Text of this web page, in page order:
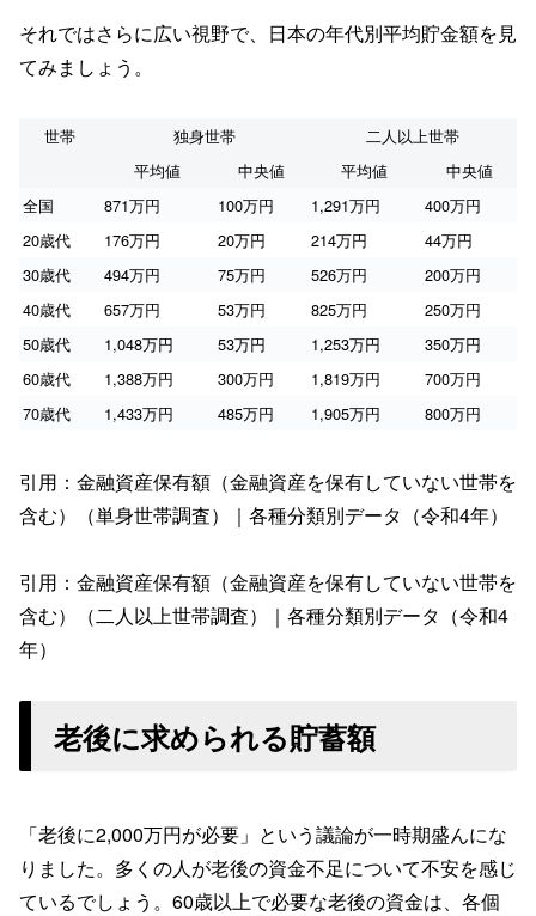
それではさらに広い視野で、日本の年代別平均貯金額を見
てみましょう。
世帯 独身世帯
二人以上世帯
平均値
中央値 平均値
中央値
全国
871万円 100万円 1,291万円
400万円
20歳代
176万円 20万円 214万円
44万円
30歳代
494万円 75万円 526万円
200万円
40歳代
657万円 53万円 825万円
250万円
50歳代
1,048万円 53万円 1,253万円
350万円
60歳代
1,388万円 300万円 1,819万円
700万円
70歳代
1,433万円 485万円 1,905万円 800万円
引用：金融資産保有額（金融資産を保有していない世帯を
含む）（単身世帯調査）｜各種分類別データ（令和4年）
引用：金融資産保有額（金融資産を保有していない世帯を
含む）（二人以上世帯調査）｜各種分類別データ（令和4
年）
老後に求められる貯蓄額
「老後に2,000万円が必要」という議論が一時期盛んにな
りました。多くの人が老後の資金不足について不安を感じ
ているでしょう。60歳以上で必要な老後の資金は、各個